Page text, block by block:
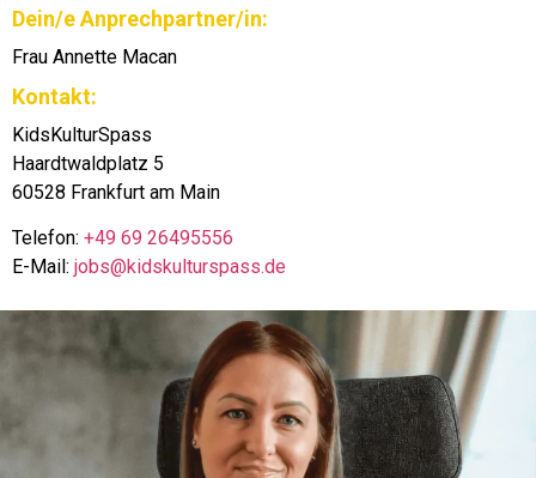
Dein/e Anprechpartner/in:
Frau Annette Macan
Kontakt:
KidsKulturSpass
Haardtwaldplatz 5
60528 Frankfurt am Main
Telefon: +49 69 26495556
E-Mail: jobs@kidskulturspass.de